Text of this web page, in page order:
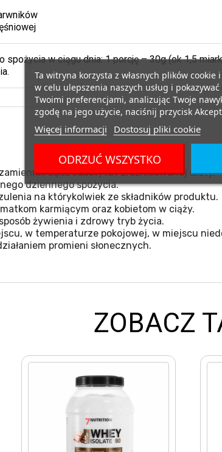
spożycia w ciągu dnia: 1 porcję – 30g (ok 1,5
bądź substytut zróżnicowanej diety.
dziennego spożycia.
na którykolwiek ze składników produktu.
karmiącym oraz kobietom w ciąży.
żywienia i zdrowy tryb życia.
w temperaturze pokojowej, w miejscu
promieni słonecznych.
ZOBACZ
Ta witryna korzysta z własnych plików
w celu ulepszenia naszych usług i
Twoimi preferencjami, analizując Twoje
zgodę na jego użycie, naciśnij przycisk
Więcej informacji Dostosuj pliki cookie
ODRZUĆ WSZYSTKO